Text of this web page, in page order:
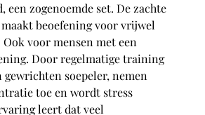
een zogenoemde set. De zachte
beoefening voor vrijwel
voor mensen met een
Door regelmatige training
soepeler, nemen
toe en wordt stress
leert dat veel